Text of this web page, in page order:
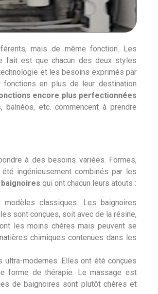
mais de même fonction. Les
fait est que chacun des deux styles
et les besoins exprimés par
fonctions en plus de leur destination
encore plus perfectionnées
etc. commencent à prendre
à des besoins variées. Formes,
ingénieusement combinés par les
qui ont chacun leurs atouts :
classiques. Les baignoires
sont conçues, soit avec de la résine,
les moins chères mais peuvent se
chimiques contenues dans les
ultra-modernes. Elles ont été conçues
forme de thérapie. Le massage est
de baignoires sont plutôt chères et